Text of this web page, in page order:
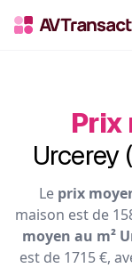
Prix
Le prix
maison est de
moyen au m²
est de 1715 €,